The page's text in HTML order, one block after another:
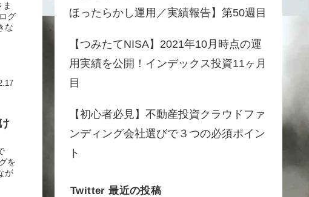
グ
な
を
が
ほったらかし運用／実績報告】第50週目
【つみたてNISA】2021年10月時点の運
用実績を公開！インデックス投資11ヶ月
目
【初心者必見】不動産投資クラウドファ
ンディング会社選びで３つの必須ポイン
ト
Twitter 最近の投稿